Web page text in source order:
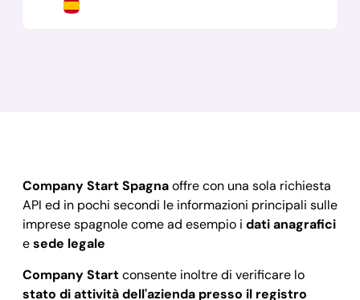
Company Start Spagnaoffre con una sola richiesta
API ed in pochi secondi le informazioni principali sulle
imprese spagnole come ad esempio i dati anagrafici
esede legale
Company Startconsente inoltre di verificare lo
stato di attività dell'azienda presso il registro